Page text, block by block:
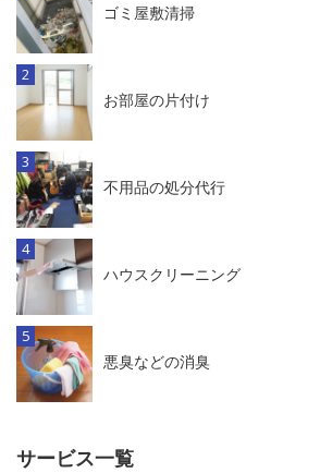
ゴミ屋敷清掃
お部屋の片付け
不用品の処分代行
ハウスクリーニング
悪臭などの消臭
サービス一覧